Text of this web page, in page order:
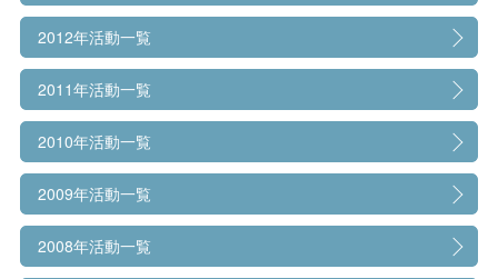
2012年活動一覧
2011年活動一覧
2010年活動一覧
2009年活動一覧
2008年活動一覧